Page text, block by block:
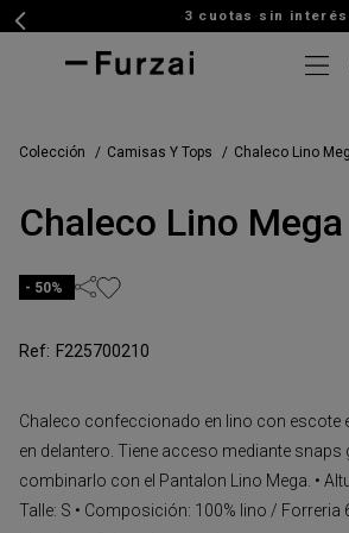
3 cuotas sin interés
Colección Camisas Y Tops Chaleco Lino
Chaleco Lino Mega
50%
F225700210
Chaleco confeccionado en lino con escote
en delantero. Tiene acceso mediante
combinarlo con el Pantalon Lino Mega. •
Talle: S • Composición: 100% lino / Forreria